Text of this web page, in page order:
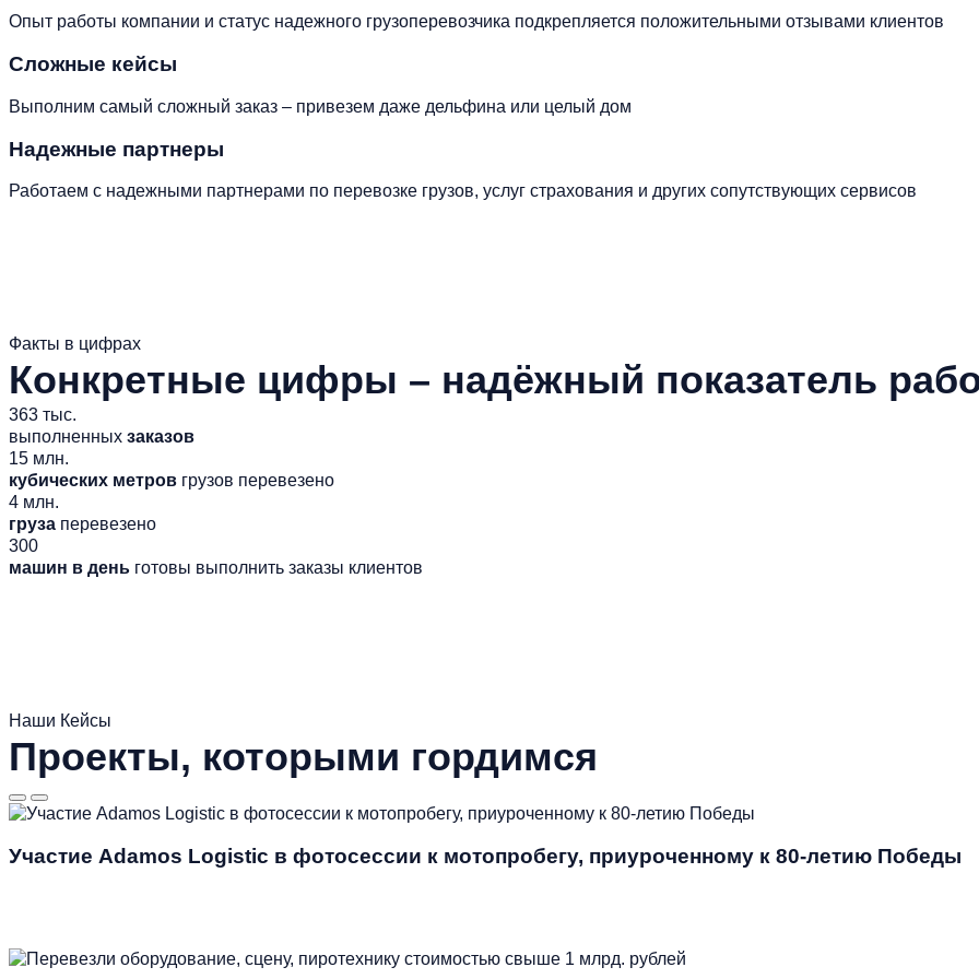
Опыт работы компании и статус надежного грузоперевозчика подкрепляется положительными отзывами клиентов
Сложные кейсы
Выполним самый сложный заказ – привезем даже дельфина или целый дом
Надежные партнеры
Работаем с надежными партнерами по перевозке грузов, услуг страхования и других сопутствующих сервисов
Факты в цифрах
Конкретные цифры – надёжный показатель
363 тыс.
выполненных заказов
15 млн.
кубических метров грузов перевезено
4 млн.
груза перевезено
300
машин в день готовы выполнить заказы клиентов
Наши Кейсы
Проекты, которыми гордимся
Участие Adamos Logistic в фотосессии к мотопробегу, приуроченному к 80-летию Победы